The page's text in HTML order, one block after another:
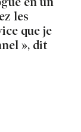
les
que je
», dit